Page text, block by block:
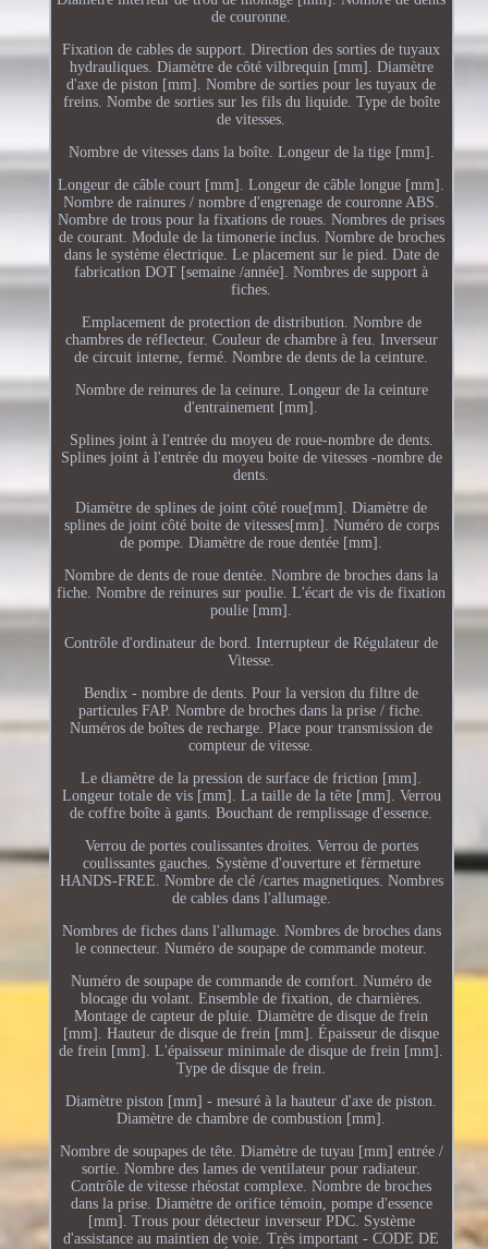
de couronne.
Fixation de cables de support. Direction des sorties de tuyaux
hydrauliques. Diamètre de côté vilbrequin [mm]. Diamètre
d'axe de piston [mm]. Nombre de sorties pour les tuyaux de
freins. Nombe de sorties sur les fils du liquide. Type de boîte
de vitesses.
Nombre de vitesses dans la boîte. Longeur de la tige [mm].
Longeur de câble court [mm]. Longeur de câble longue [mm].
Nombre de rainures / nombre d'engrenage de couronne ABS.
Nombre de trous pour la fixations de roues. Nombres de prises
de courant. Module de la timonerie inclus. Nombre de broches
dans le système électrique. Le placement sur le pied. Date de
fabrication DOT [semaine /année]. Nombres de support à
fiches.
Emplacement de protection de distribution. Nombre de
chambres de réflecteur. Couleur de chambre à feu. Inverseur
de circuit interne, fermé. Nombre de dents de la ceinture.
Nombre de reinures de la ceinure. Longeur de la ceinture
d'entrainement [mm].
Splines joint à l'entrée du moyeu de roue-nombre de dents.
Splines joint à l'entrée du moyeu boite de vitesses -nombre de
dents.
Diamètre de splines de joint côté roue[mm]. Diamètre de
splines de joint côté boite de vitesses[mm]. Numéro de corps
de pompe. Diamètre de roue dentée [mm].
Nombre de dents de roue dentée. Nombre de broches dans la
fiche. Nombre de reinures sur poulie. L'écart de vis de fixation
poulie [mm].
Contrôle d'ordinateur de bord. Interrupteur de Régulateur de
Vitesse.
Bendix - nombre de dents. Pour la version du filtre de
particules FAP. Nombre de broches dans la prise / fiche.
Numéros de boîtes de recharge. Place pour transmission de
compteur de vitesse.
Le diamètre de la pression de surface de friction [mm].
Longeur totale de vis [mm]. La taille de la tête [mm]. Verrou
de coffre boîte à gants. Bouchant de remplissage d'essence.
Verrou de portes coulissantes droites. Verrou de portes
coulissantes gauches. Système d'ouverture et fèrmeture
HANDS-FREE. Nombre de clé /cartes magnetiques. Nombres
de cables dans l'allumage.
Nombres de fiches dans l'allumage. Nombres de broches dans
le connecteur. Numéro de soupape de commande moteur.
Numéro de soupape de commande de comfort. Numéro de
blocage du volant. Ensemble de fixation, de charnières.
Montage de capteur de pluie. Diamètre de disque de frein
[mm]. Hauteur de disque de frein [mm]. Épaisseur de disque
de frein [mm]. L'épaisseur minimale de disque de frein [mm].
Type de disque de frein.
Diamètre piston [mm] - mesuré à la hauteur d'axe de piston.
Diamètre de chambre de combustion [mm].
Nombre de soupapes de tête. Diamètre de tuyau [mm] entrée /
sortie. Nombre des lames de ventilateur pour radiateur.
Contrôle de vitesse rhéostat complexe. Nombre de broches
dans la prise. Diamètre de orifice témoin, pompe d'essence
[mm]. Trous pour détecteur inverseur PDC. Système
d'assistance au maintien de voie. Très important - CODE DE